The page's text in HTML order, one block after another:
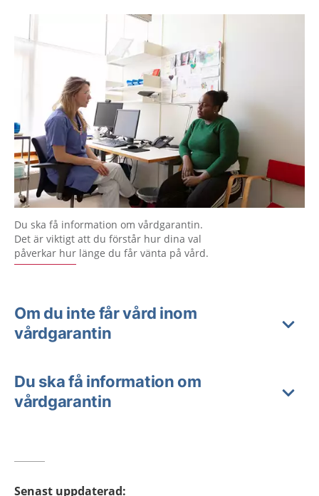
Du ska få information om vårdgarantin.
Det är viktigt att du förstår hur dina val
påverkar hur länge du får vänta på vård.
Om du inte får vård inom
vårdgarantin
Du ska få information om
vårdgarantin
Senast uppdaterad: